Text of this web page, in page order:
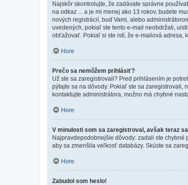
Najskôr skontrolujte, že zadávate správne
na odkaz ... a je mi menej ako 13 rokov, budete
nových registrácií, buď Vami, alebo
uvedených, pokiaľ ste tento e-mail neobdržali,
obťažovať. Pokiaľ si ste istí, že e-mailová adresa,
Hore
Prečo sa nemôžem prihlásiť?
Už ste sa zaregistrovali? Pred prihlásením je
pýtajte sa na dôvody. Pokiaľ ste sa zaregistrovali,
kontaktujte administrátora, možno má chybné
Hore
V minulosti som sa zaregistroval, avšak teraz
Najpravdepodobnejšie dôvody: zadali ste
aby sa zmenšila veľkosť databázy. Skúste sa
Hore
Zabudol som heslo!